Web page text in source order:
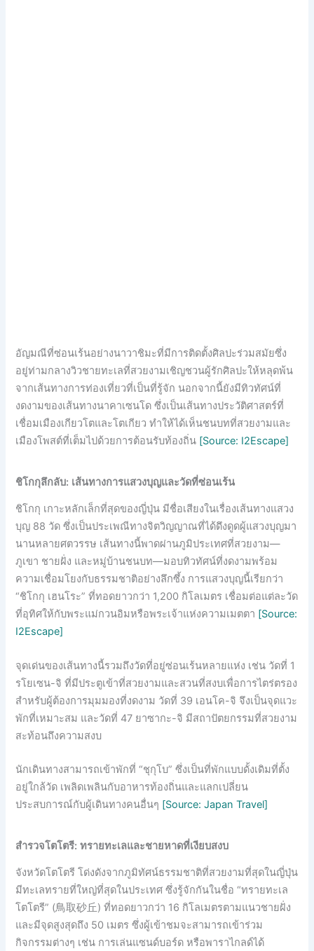
อัญมณีที่ซ่อนเร้นอย่างนาวาชิมะที่มีการติดตั้งศิลปะร่วมสมัยซึ่ง
อยู่ท่ามกลางวิวชายทะเลที่สวยงามเชิญชวนผู้รักศิลปะให้หลุดพ้น
จากเส้นทางการท่องเที่ยวที่เป็นที่รู้จัก นอกจากนี้ยังมีทิวทัศน์ที่
งดงามของเส้นทางนาคาเซนโด ซึ่งเป็นเส้นทางประวัติศาสตร์ที่
เชื่อมเมืองเกียวโตและโตเกียว ทำให้ได้เห็นชนบทที่สวยงามและ
เมืองโพสต์ที่เต็มไปด้วยการต้อนรับท้องถิ่น [Source: I2Escape]
ชิโกกุลึกลับ: เส้นทางการแสวงบุญและวัดที่ซ่อนเร้น
ชิโกกุ เกาะหลักเล็กที่สุดของญี่ปุ่น มีชื่อเสียงในเรื่องเส้นทางแสวง
บุญ 88 วัด ซึ่งเป็นประเพณีทางจิตวิญญาณที่ได้ดึงดูดผู้แสวงบุญมา
นานหลายศตวรรษ เส้นทางนี้พาดผ่านภูมิประเทศที่สวยงาม—
ภูเขา ชายฝั่ง และหมู่บ้านชนบท—มอบทิวทัศน์ที่งดงามพร้อม
ความเชื่อมโยงกับธรรมชาติอย่างลึกซึ้ง การแสวงบุญนี้เรียกว่า
“ชิโกกุ เฮนโระ” ที่ทอดยาวกว่า 1,200 กิโลเมตร เชื่อมต่อแต่ละวัด
ที่อุทิศให้กับพระแม่กวนอิมหรือพระเจ้าแห่งความเมตตา [Source:
I2Escape]
จุดเด่นของเส้นทางนี้รวมถึงวัดที่อยู่ซ่อนเร้นหลายแห่ง เช่น วัดที่ 1
รโยเซน-จิ ที่มีประตูเข้าที่สวยงามและสวนที่สงบเพื่อการไตร่ตรอง
สำหรับผู้ต้องการมุมมองที่งดงาม วัดที่ 39 เอนโค-จิ จึงเป็นจุดแวะ
พักที่เหมาะสม และวัดที่ 47 ยาซากะ-จิ มีสถาปัตยกรรมที่สวยงาม
สะท้อนถึงความสงบ
นักเดินทางสามารถเข้าพักที่ “ชุกุโบ” ซึ่งเป็นที่พักแบบดั้งเดิมที่ตั้ง
อยู่ใกล้วัด เพลิดเพลินกับอาหารท้องถิ่นและแลกเปลี่ยน
ประสบการณ์กับผู้เดินทางคนอื่นๆ [Source: Japan Travel]
สำรวจโตโตรี: ทรายทะเลและชายหาดที่เงียบสงบ
จังหวัดโตโตรี โด่งดังจากภูมิทัศน์ธรรมชาติที่สวยงามที่สุดในญี่ปุ่น
มีทะเลทรายที่ใหญ่ที่สุดในประเทศ ซึ่งรู้จักกันในชื่อ “ทรายทะเล
โตโตรี” (鳥取砂丘) ที่ทอดยาวกว่า 16 กิโลเมตรตามแนวชายฝั่ง
และมีจุดสูงสุดถึง 50 เมตร ซึ่งผู้เข้าชมจะสามารถเข้าร่วม
กิจกรรมต่างๆ เช่น การเล่นแซนด์บอร์ด หรือพาราไกลด์ได้